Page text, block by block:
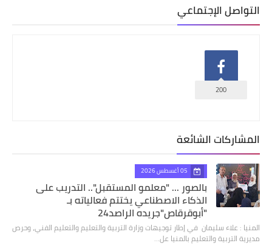
التواصل الإجتماعي
200
المشاركات الشائعة
05 أغسطس 2026
بالصور ... "معلمو المستقبل".. التدريب على
الذكاء الاصطناعي يختتم فعالياته بـ
"أبوقرقاص"جريده الراصد24
المنيا : علاء سليمان في إطار توجيهات وزارة التربية والتعليم والتعليم الفني، وحرص
مديرية التربية والتعليم بالمنيا عل…